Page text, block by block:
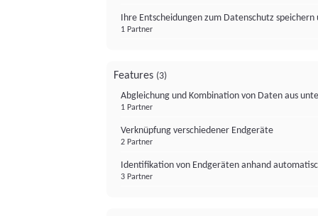
Ihre Entscheidungen zum Datenschutz
1 Partner
Features (3)
Abgleichung und Kombination von Daten aus
1 Partner
Verknüpfung verschiedener Endgeräte
2 Partner
Identifikation von Endgeräten anhand
3 Partner